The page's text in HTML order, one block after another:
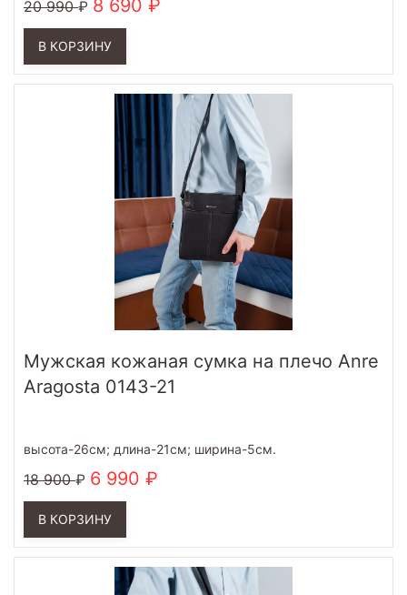
20 990 8 690
В КОРЗИНУ
Мужская кожаная сумка на плечо Anre
Aragosta 0143-21
высота-26см; длина-21см; ширина-5см.
18 900 6 990
В КОРЗИНУ